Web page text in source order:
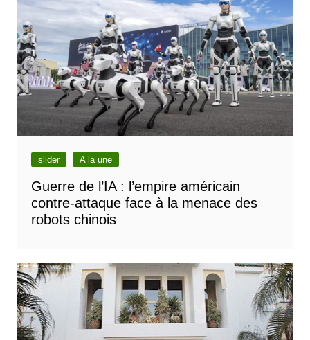
slider A la une
Guerre de l’IA : l’empire américain
contre-attaque face à la menace des
robots chinois